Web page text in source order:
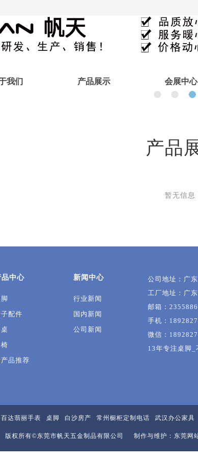
我们 产品展示 会展中心
产品
暂无信息
品中心
配件
产品推荐
新闻中心
行业新闻
国内新闻
公司新闻
公司地址：广
工厂地址：广
邮箱：
手机：
微信：
13年专注桌脚
百达翡丽手表 桌脚 白沙房产 常州橱柜定制电话 武汉办公家具
版权所有©东莞市帆天五金制品有限公司 制作与维护：东莞 网